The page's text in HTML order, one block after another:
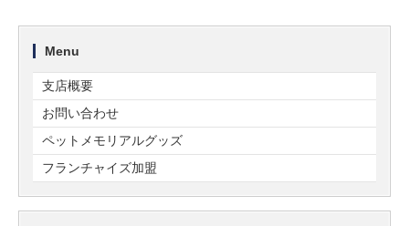
Menu
支店概要
お問い合わせ
ペットメモリアルグッズ
フランチャイズ加盟